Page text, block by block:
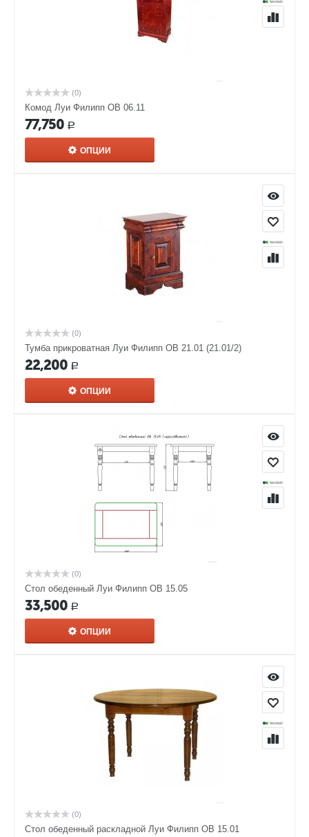
(0)
Комод Луи Филипп ОВ 06.11
77,750 Р
ОПЦИИ
(0)
Тумба прикроватная Луи Филипп ОВ 21.01 (21.01/2)
22,200 Р
ОПЦИИ
(0)
Стол обеденный Луи Филипп ОВ 15.05
33,500 Р
ОПЦИИ
(0)
Стол обеденный раскладной Луи Филипп ОВ 15.01